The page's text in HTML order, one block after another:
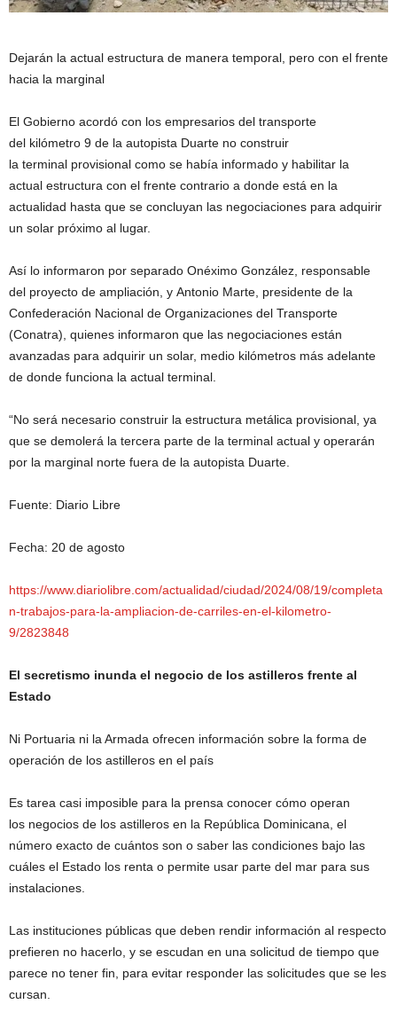
Dejarán la actual estructura de manera temporal, pero con el frente
hacia la marginal
El Gobierno acordó con los empresarios del transporte
del kilómetro 9 de la autopista Duarte no construir
la terminal provisional como se había informado y habilitar la
actual estructura con el frente contrario a donde está en la
actualidad hasta que se concluyan las negociaciones para adquirir
un solar próximo al lugar.
Así lo informaron por separado Onéximo González, responsable
del proyecto de ampliación, y Antonio Marte, presidente de la
Confederación Nacional de Organizaciones del Transporte
(Conatra), quienes informaron que las negociaciones están
avanzadas para adquirir un solar, medio kilómetros más adelante
de donde funciona la actual terminal.
“No será necesario construir la estructura metálica provisional, ya
que se demolerá la tercera parte de la terminal actual y operarán
por la marginal norte fuera de la autopista Duarte.
Fuente: Diario Libre
Fecha: 20 de agosto
https://www.diariolibre.com/actualidad/ciudad/2024/08/19/completa
n-trabajos-para-la-ampliacion-de-carriles-en-el-kilometro-
9/2823848
El secretismo inunda el negocio de los astilleros frente al
Estado
Ni Portuaria ni la Armada ofrecen información sobre la forma de
operación de los astilleros en el país
Es tarea casi imposible para la prensa conocer cómo operan
los negocios de los astilleros en la República Dominicana, el
número exacto de cuántos son o saber las condiciones bajo las
cuáles el Estado los renta o permite usar parte del mar para sus
instalaciones.
Las instituciones públicas que deben rendir información al respecto
prefieren no hacerlo, y se escudan en una solicitud de tiempo que
parece no tener fin, para evitar responder las solicitudes que se les
cursan.